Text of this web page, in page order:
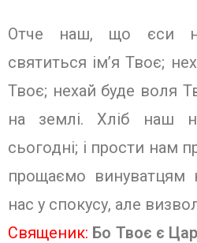
Отче наш, що єси
святиться ім’я Твоє;
Твоє; нехай буде воля
на землі. Хліб наш
сьогодні; і прости нам
прощаємо
нас у спокусу, але
Священик: Бо Твоє є